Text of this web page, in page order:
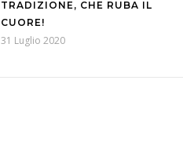
TRADIZIONE, CHE RUBA IL
CUORE!
31 Luglio 2020